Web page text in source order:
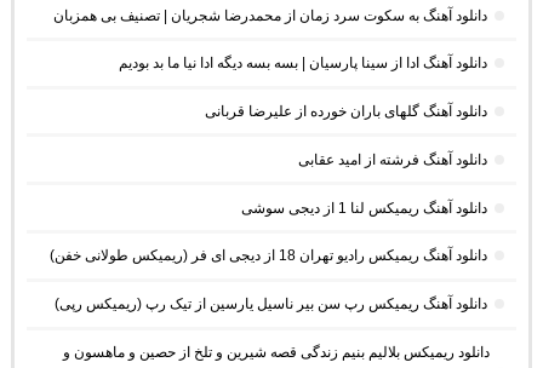
دانلود آهنگ به سکوت سرد زمان از محمدرضا شجریان | تصنیف بی همزبان
دانلود آهنگ ادا از سینا پارسیان | بسه بسه دیگه ادا نیا ما بد بودیم
دانلود آهنگ گلهای باران خورده از علیرضا قربانی
دانلود آهنگ فرشته از امید عقابی
دانلود آهنگ ریمیکس لنا 1 از دیجی سوشی
دانلود آهنگ ریمیکس رادیو تهران 18 از دیجی ای فر (ریمیکس طولانی خفن)
دانلود آهنگ ریمیکس رپ سن بیر ناسیل یارسین از تیک رپ (ریمیکس رپی)
دانلود ریمیکس بلالیم بنیم زندگی قصه شیرین و تلخ از حصین و ماهسون و